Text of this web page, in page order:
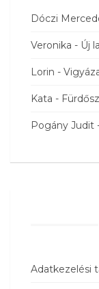
Dóczi
Veronika - Új
Lorin -
Kata -
Pogány Judit
Adatkezelési